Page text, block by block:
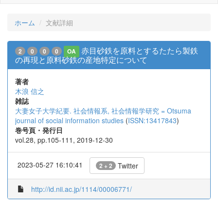
ホーム 文献詳細
2 0 0 0 OA
赤目砂鉄を原料とするたたら製鉄
の再現と原料砂鉄の産地特定について
著者
木浪 信之
雑誌
大妻女子大学紀要. 社会情報系, 社会情報学研究 = Otsuma
journal of social information studies (ISSN:13417843)
巻号頁・発行日
vol.28, pp.105-111, 2019-12-30
2023-05-27 16:10:41 2 + 2 Twitter
http://id.nii.ac.jp/1114/00006771/